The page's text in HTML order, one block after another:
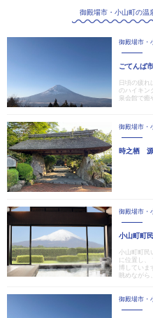
御殿場市・小山町の温
御殿場市・
ごてんば
日頃の疲れ
のハイキン
泉会館で癒
御殿場市・
時之栖 源
御殿場市・
小山町町
小山町町民
に位置し、
博してい
眺めながら
御殿場市・